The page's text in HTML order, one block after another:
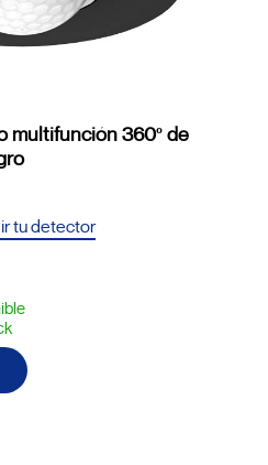
multifunción 360º de
tu detector